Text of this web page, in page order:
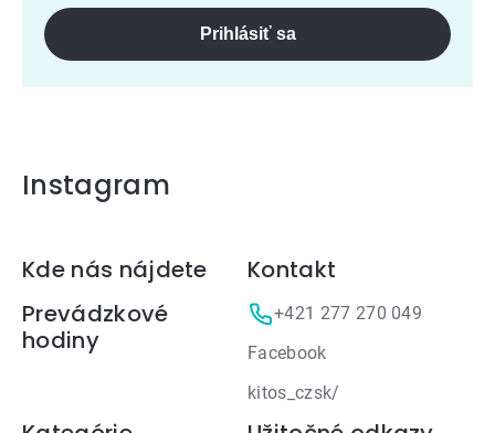
Prihlásiť sa
Instagram
Zápätie
Kde nás nájdete
Prevádzkové
hodiny
Kontakt
+421 277 270 049
Facebook
kitos_czsk/